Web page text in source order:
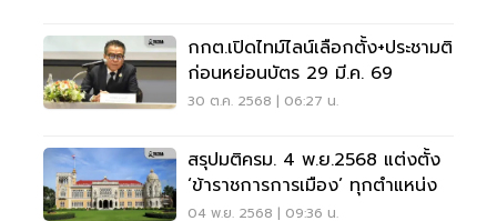
กกต.เปิดไทม์ไลน์เลือกตั้ง+ประชามติ
ก่อนหย่อนบัตร 29 มี.ค. 69
30 ต.ค. 2568 | 06:27 น.
สรุปมติครม. 4 พ.ย.2568 แต่งตั้ง
‘ข้าราชการการเมือง’ ทุกตำแหน่ง
04 พ.ย. 2568 | 09:36 น.